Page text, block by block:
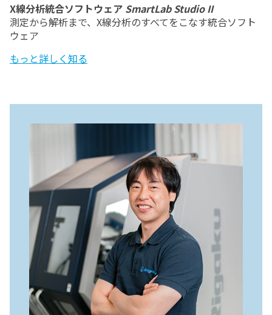
X線分析統合ソフトウェア SmartLab Studio II
測定から解析まで、X線分析のすべてをこなす統合ソフト
ウェア
もっと詳しく知る